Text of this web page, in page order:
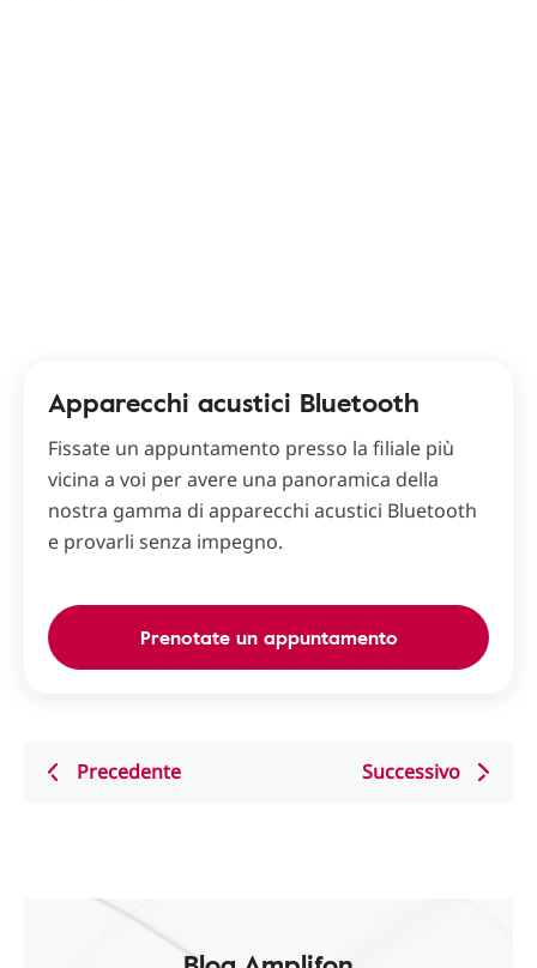
Apparecchi acustici Bluetooth
Fissate un appuntamento presso la filiale più
vicina a voi per avere una panoramica della
nostra gamma di apparecchi acustici Bluetooth
e provarli senza impegno.
Prenotate un appuntamento
Precedente Successivo